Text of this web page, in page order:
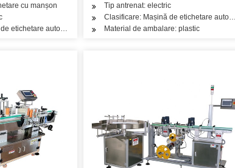
cu manșon
etichetare automată a sticlei rotunde verticale
Tip antrenat: electric
Clasificare: Mașină de etichetare
Material de ambalare: plastic